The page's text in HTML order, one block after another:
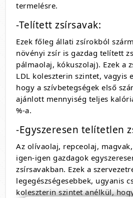
termelésre.
-Telített zsírsavak:
Ezek főleg állati zsírokból
növényi zsír is gazdag telített
pálmaolaj, kókuszolaj). Ezek a
LDL koleszterin szintet, vagyis
hogy a szívbetegségek első
ajánlott mennyiség teljes
%-a.
-Egyszeresen telítetlen
Az olívaolaj, repceolaj,
igen-igen gazdagok
zsírsavakban. Ezek a
legegészségesebbek, ugyanis
koleszterin szintet anélkül,